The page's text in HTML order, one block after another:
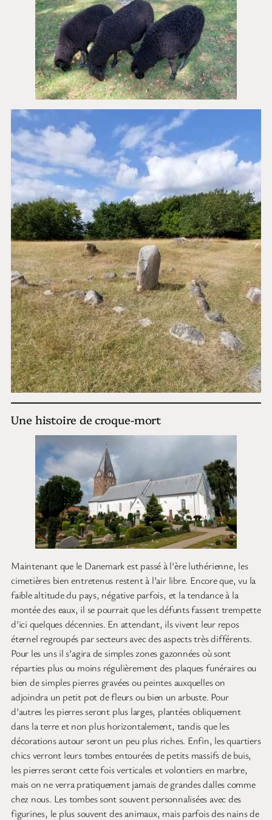
Une histoire de croque-mort
Maintenant que le Danemark est passé à l’ère luthérienne, les
cimetières bien entretenus restent à l’air libre. Encore que, vu la
faible altitude du pays, négative parfois, et la tendance à la
montée des eaux, il se pourrait que les défunts fassent trempette
d’ici quelques décennies. En attendant, ils vivent leur repos
éternel regroupés par secteurs avec des aspects très différents.
Pour les uns il s’agira de simples zones gazonnées où sont
réparties plus ou moins régulièrement des plaques funéraires ou
bien de simples pierres gravées ou peintes auxquelles on
adjoindra un petit pot de fleurs ou bien un arbuste. Pour
d’autres les pierres seront plus larges, plantées obliquement
dans la terre et non plus horizontalement, tandis que les
décorations autour seront un peu plus riches. Enfin, les quartiers
chics verront leurs tombes entourées de petits massifs de buis,
les pierres seront cette fois verticales et volontiers en marbre,
mais on ne verra pratiquement jamais de grandes dalles comme
chez nous. Les tombes sont souvent personnalisées avec des
figurines, le plus souvent des animaux, mais parfois des nains de